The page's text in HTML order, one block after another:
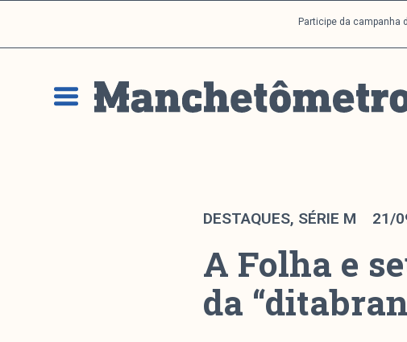
Participe da campanha
DESTAQUES, SÉRIE M 21/
A Folha e
da